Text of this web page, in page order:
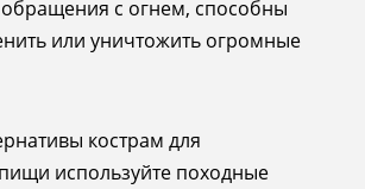
с огнем, способны
или уничтожить огромные
кострам для
используйте походные